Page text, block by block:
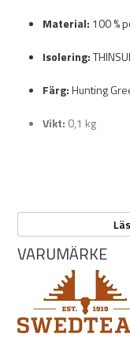
Material: 100 %
Isolering:
Färg:Hunting
Vikt: 0,1 kg
Funktioner:
VARUMÄRKE